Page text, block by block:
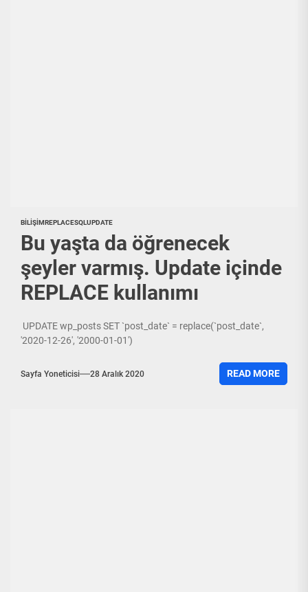
BILIŞIMREPLACESQLUPDATE
Bu yaşta da öğrenecek
şeyler varmış. Update içinde
REPLACE kullanımı
UPDATE wp_posts SET `post_date` = replace(`post_date`,
'2020-12-26', '2000-01-01')
Sayfa Yoneticisi 28 Aralık 2020 READ MORE